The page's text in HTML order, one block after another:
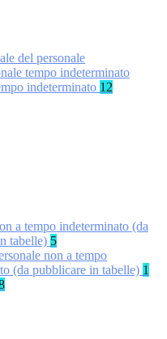
del personale
tempo indeterminato
indeterminato 12
a tempo indeterminato (da
tabelle) 5
non a tempo
(da pubblicare in tabelle) 1